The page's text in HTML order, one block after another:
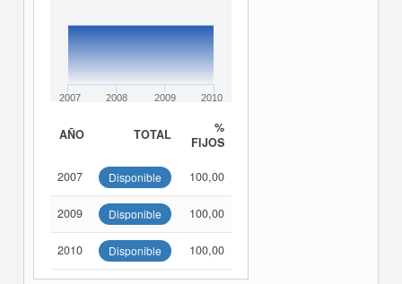
2007 2008 2009 2010
AÑO TOTAL
%
FIJOS
2007 Disponible 100,00
2009 Disponible 100,00
2010 Disponible 100,00